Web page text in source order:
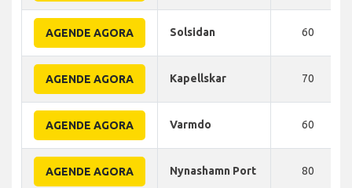
AGENDE AGORA Solsidan 60
AGENDE AGORA Kapellskar 70
AGENDE AGORA Varmdo 60
AGENDE AGORA Nynashamn Port 80